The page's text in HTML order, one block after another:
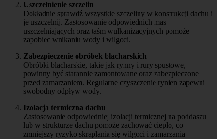
Uszczelnienie szczelin
Dokładnie sprawdź wszystkie szczeliny w konstrukcji dachu i
je uszczelnij. Zastosowanie odpowiednich mas
uszczelniających oraz taśm wulkanizacyjnych pomoże
zapobiec wnikaniu wody i wilgoci.
Zabezpieczenie obróbek blacharskich
Obróbki blacharskie, takie jak rynny i rury spustowe,
powinny być starannie zamontowane oraz zabezpieczone
przed zamarzaniem. Regularne czyszczenie rynien zapewni
swobodny odpływ wody.
Izolacja termiczna dachu
Zastosowanie odpowiedniej izolacji termicznej na poddaszu
lub w strukturze dachu pomoże zachować ciepło, co
zmniejszy ryzyko skraplania się wilgoci i zamarzania.